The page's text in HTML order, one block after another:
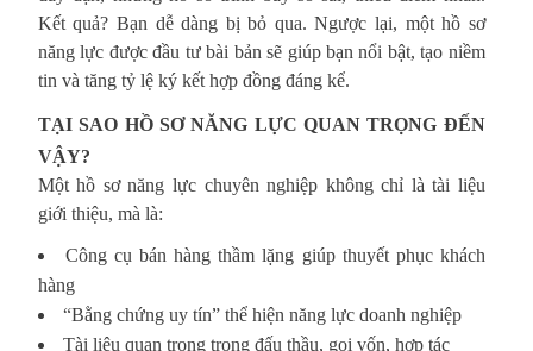
Kết quả? Bạn dễ dàng bị bỏ qua. Ngược lại, một hồ sơ
năng lực được đầu tư bài bản sẽ giúp bạn nổi bật, tạo niềm
tin và tăng tỷ lệ ký kết hợp đồng đáng kể.
TẠI SAO HỒ SƠ NĂNG LỰC QUAN TRỌNG ĐẾN
VẬY?
Một hồ sơ năng lực chuyên nghiệp không chỉ là tài liệu
giới thiệu, mà là:
Công cụ bán hàng thầm lặng giúp thuyết phục khách
hàng
“Bằng chứng uy tín” thể hiện năng lực doanh nghiệp
Tài liệu quan trọng trong đấu thầu, gọi vốn, hợp tác